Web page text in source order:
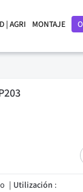
| AGRI MONTAJE
Utilización :